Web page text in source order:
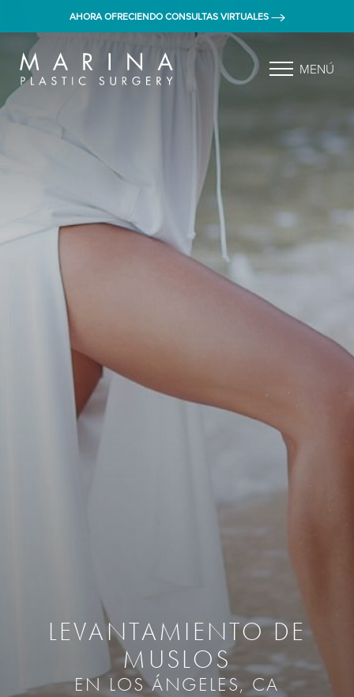
AHORA OFRECIENDO CONSULTAS VIRTUALES
MENÚ
LEVANTAMIENTO DE
MUSLOS
EN LOS ÁNGELES, CA